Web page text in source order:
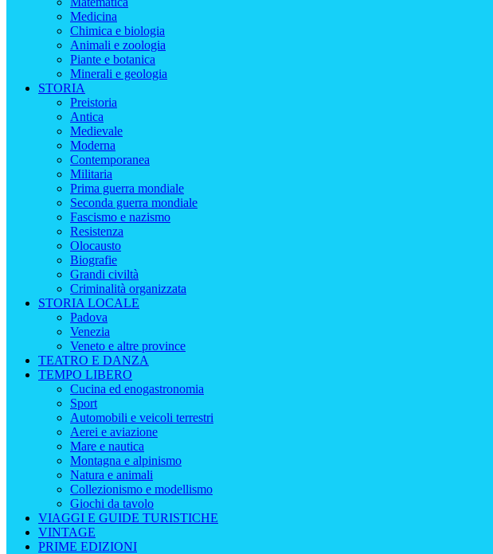
Medicina
Chimica e biologia
Animali e zoologia
Piante e botanica
Minerali e geologia
STORIA
Preistoria
Antica
Medievale
Moderna
Contemporanea
Militaria
Prima guerra mondiale
Seconda guerra mondiale
Fascismo e nazismo
Resistenza
Olocausto
Biografie
Grandi civiltà
Criminalità organizzata
STORIA LOCALE
Padova
Venezia
Veneto e altre province
TEATRO E DANZA
TEMPO LIBERO
Cucina ed enogastronomia
Sport
Automobili e veicoli terrestri
Aerei e aviazione
Mare e nautica
Montagna e alpinismo
Natura e animali
Collezionismo e modellismo
Giochi da tavolo
VIAGGI E GUIDE TURISTICHE
VINTAGE
PRIME EDIZIONI